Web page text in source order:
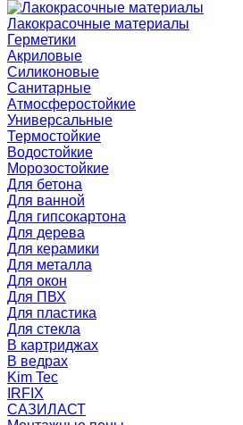
Лакокрасочные материалы
Герметики
Акриловые
Силиконовые
Санитарные
Атмосферостойкие
Универсальные
Термостойкие
Водостойкие
Морозостойкие
Для бетона
Для ванной
Для гипсокартона
Для дерева
Для керамики
Для металла
Для окон
Для ПВХ
Для пластика
Для стекла
В картриджах
В ведрах
Kim Tec
IRFIX
САЗИЛАСТ